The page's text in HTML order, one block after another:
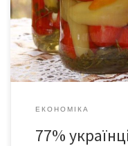
зберігають 61%
асоціації
Дорошенко. 53%
ЕКОНОМІКА
77%